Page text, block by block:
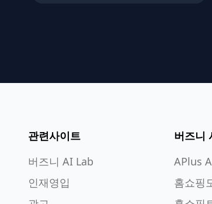
관련사이트
버즈니 AI Lab
인재영입
버즈니
APlus
홈쇼핑